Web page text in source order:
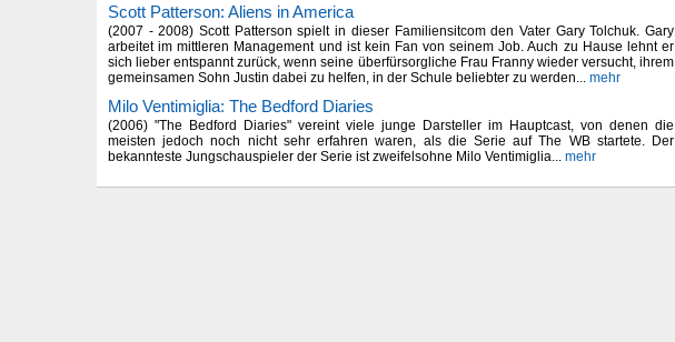
Scott Patterson: Aliens in America
(2007 - 2008) Scott Patterson spielt in dieser Familiensitcom den Vater Gary Tolchuk. Gary
arbeitet im mittleren Management und ist kein Fan von seinem Job. Auch zu Hause lehnt er
sich lieber entspannt zurück, wenn seine überfürsorgliche Frau Franny wieder versucht, ihrem
gemeinsamen Sohn Justin dabei zu helfen, in der Schule beliebter zu werden... mehr
Milo Ventimiglia: The Bedford Diaries
(2006) "The Bedford Diaries" vereint viele junge Darsteller im Hauptcast, von denen die
meisten jedoch noch nicht sehr erfahren waren, als die Serie auf The WB startete. Der
bekannteste Jungschauspieler der Serie ist zweifelsohne Milo Ventimiglia... mehr